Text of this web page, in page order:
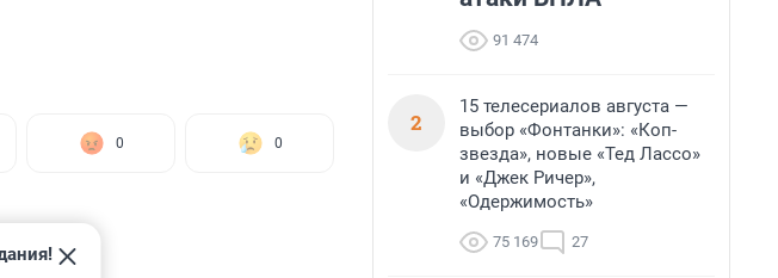
0 0
91 474
2
15 телесериалов августа —
выбор «Фонтанки»: «Коп-
звезда», новые «Тед Лассо»
и «Джек Ричер»,
«Одержимость»
75 169 27